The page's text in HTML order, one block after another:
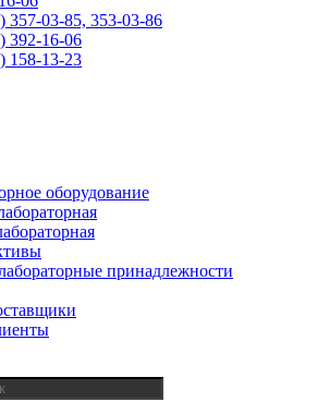
357-03-85, 353-03-86
392-16-06
158-13-23
оборудование
принадлежности